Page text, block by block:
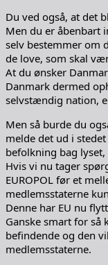
Du ved også, at det
Men du er åbenbart
selv bestemmer om
de love, som skal
At du ønsker
Danmark dermed
selvstændig nation,
Men så burde du
melde det ud i
befolkning bag
Hvis vi nu tager
EUROPOL før et
medlemsstaterne
Denne har EU nu
Ganske smart for
befindende og den
medlemsstaterne.